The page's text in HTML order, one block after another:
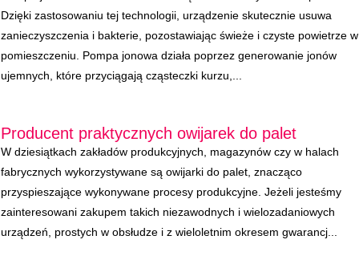
Dzięki zastosowaniu tej technologii, urządzenie skutecznie usuwa
zanieczyszczenia i bakterie, pozostawiając świeże i czyste powietrze w
pomieszczeniu. Pompa jonowa działa poprzez generowanie jonów
ujemnych, które przyciągają cząsteczki kurzu,...
Producent praktycznych owijarek do palet
W dziesiątkach zakładów produkcyjnych, magazynów czy w halach
fabrycznych wykorzystywane są owijarki do palet, znacząco
przyspieszające wykonywane procesy produkcyjne. Jeżeli jesteśmy
zainteresowani zakupem takich niezawodnych i wielozadaniowych
urządzeń, prostych w obsłudze i z wieloletnim okresem gwarancj...